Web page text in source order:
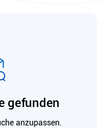
gefunden
anzupassen.